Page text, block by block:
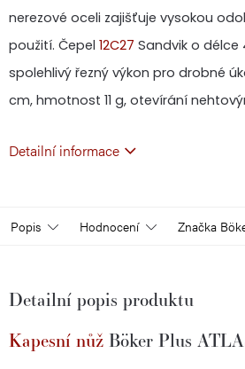
nerezové oceli zajišťuje vysokou
použití. Čepel 12C27 Sandvik o délce
spolehlivý řezný výkon pro drobné
cm, hmotnost 11 g, otevírání
Detailní informace
Popis Hodnocení Značka
Detailní popis produktu
Kapesní nůž Böker Plus